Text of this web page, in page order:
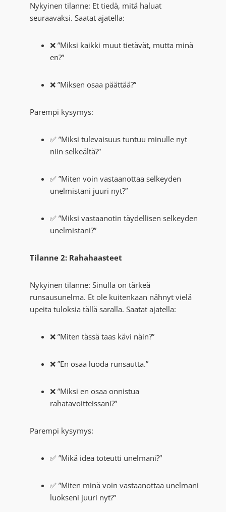
Nykyinen tilanne: Et tiedä, mitä haluat
seuraavaksi. Saatat ajatella:
❌ ”Miksi kaikki muut tietävät, mutta minä
en?”
❌ ”Miksen osaa päättää?”
Parempi kysymys:
✅ ”Miksi tulevaisuus tuntuu minulle nyt
niin selkeältä?”
✅ ”Miten voin vastaanottaa selkeyden
unelmistani juuri nyt?”
✅ ”Miksi vastaanotin täydellisen selkeyden
unelmistani?”
Tilanne 2: Rahahaasteet
Nykyinen tilanne: Sinulla on tärkeä
runsausunelma. Et ole kuitenkaan nähnyt vielä
upeita tuloksia tällä saralla. Saatat ajatella:
❌ ”Miten tässä taas kävi näin?”
❌ ”En osaa luoda runsautta.”
❌ ”Miksi en osaa onnistua
rahatavoitteissani?”
Parempi kysymys:
✅ ”Mikä idea toteutti unelmani?”
✅ ”Miten minä voin vastaanottaa unelmani
luokseni juuri nyt?”